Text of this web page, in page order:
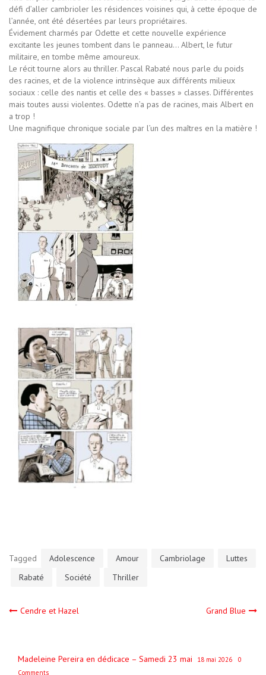
défi d’aller cambrioler les résidences voisines qui, à cette époque de
l’année, ont été désertées par leurs propriétaires.
Évidement charmés par Odette et cette nouvelle expérience
excitante les jeunes tombent dans le panneau… Albert, le futur
militaire, en tombe même amoureux.
Le récit tourne alors au thriller. Pascal Rabaté nous parle du poids
des racines, et de la violence intrinsèque aux différents milieux
sociaux : celle des nantis et celle des « basses » classes. Différentes
mais toutes aussi violentes. Odette n’a pas de racines, mais Albert en
a trop !
Une magnifique chronique sociale par l’un des maîtres en la matière !
Tagged Adolescence Amour Cambriolage
Luttes
Rabaté
Société Thriller
Navigation
Cendre et Hazel Grand Blue
Madeleine Pereira en dédicace – Samedi 23 mai 18 mai 2026
0
Comments